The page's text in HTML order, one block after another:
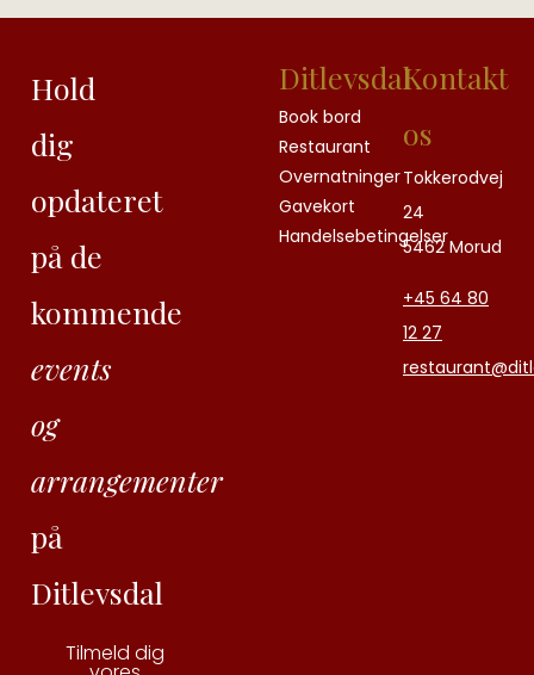
Hold
dig
opdateret
på de
kommende
events
og
arrangementer
på
Ditlevsdal
Tilmeld dig
Ditlevsdal
Book bord
Restaurant
Overnatninger
Gavekort
Handelsebetingelser
Kontakt
os
Tokkerodvej
24
5462 Morud
+45 64 80
12 27